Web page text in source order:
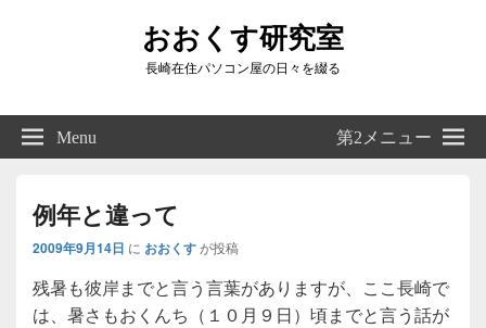
おおくす研究室
長崎在住パソコン屋の日々を綴る
Right
Sidebar
Widget
Menu 第2メニュー
例年と違って
2009年9月14日 に おおくすが投稿
残暑も彼岸までと言う言葉がありますが、ここ長崎で
は、暑さもおくんち（１０月９日）頃までと言う話が